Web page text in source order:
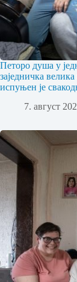
Петоро душа у
заједничка
испуњен је
7. август